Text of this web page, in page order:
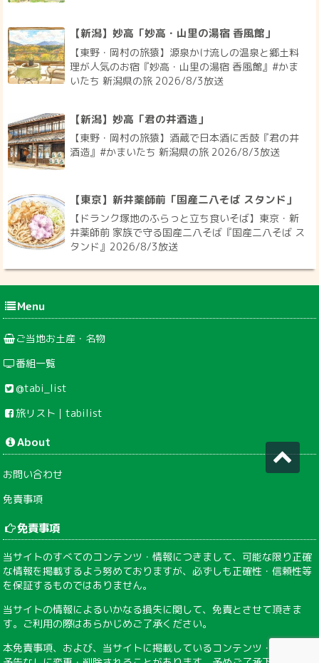
【新潟】妙高「妙高・山里の湯宿 香風館」
【東野・岡村の旅猿】源泉かけ流しの温泉と郷土料
理が人気のお宿『妙高・山里の湯宿 香風館』#かま
いたち 新潟県の旅 2026/8/3放送
【新潟】妙高「君の井酒造」
【東野・岡村の旅猿】酒蔵で日本酒に舌鼓『君の井
酒造』#かまいたち 新潟県の旅 2026/8/3放送
【東京】新井薬師前「国産二八そば スタンド」
【ドランク塚地のふらっと立ち食いそば】東京・新
井薬師前 家族で守る国産二八そば『国産二八そば ス
タンド』2026/8/3放送
Menu
ご当地お土産・名物
番組一覧
@tabi_list
旅リスト｜tabilist
About
お問い合わせ
免責事項
免責事項
当サイトのすべてのコンテンツ・情報につきまして、可能な限り正確
な情報を掲載するよう努めておりますが、必ずしも正確性・信頼性等
を保証するものではありません。
当サイトの情報によるいかなる損失に関して、免責とさせて頂きま
す。ご利用の際はあらかじめご了承ください。
本免責事項、および、当サイトに掲載しているコンテンツ・情報は、